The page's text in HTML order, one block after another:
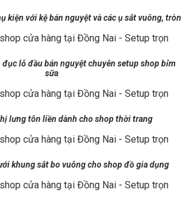
kiện với kệ bán nguyệt và các ụ sắt vuông, tròn
lỗ đầu bán nguyệt chuyên setup shop bỉm
sữa
lưng tôn liền dành cho shop thời trang
khung sắt bo vuông cho shop đồ gia dụng